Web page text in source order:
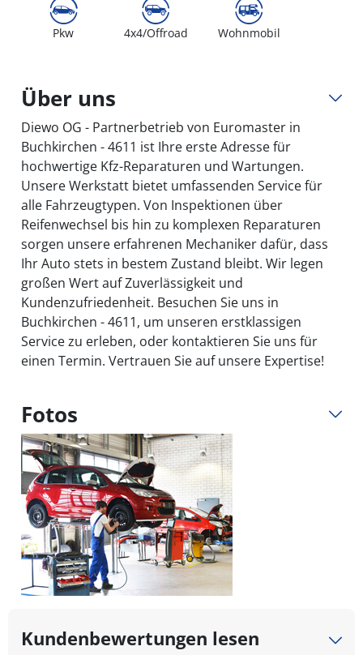
Pkw 4x4/Offroad Wohnmobil
Über uns
Diewo OG - Partnerbetrieb von Euromaster in
Buchkirchen - 4611 ist Ihre erste Adresse für
hochwertige Kfz-Reparaturen und Wartungen.
Unsere Werkstatt bietet umfassenden Service für
alle Fahrzeugtypen. Von Inspektionen über
Reifenwechsel bis hin zu komplexen Reparaturen
sorgen unsere erfahrenen Mechaniker dafür, dass
Ihr Auto stets in bestem Zustand bleibt. Wir legen
großen Wert auf Zuverlässigkeit und
Kundenzufriedenheit. Besuchen Sie uns in
Buchkirchen - 4611, um unseren erstklassigen
Service zu erleben, oder kontaktieren Sie uns für
einen Termin. Vertrauen Sie auf unsere Expertise!
Fotos
Kundenbewertungen lesen